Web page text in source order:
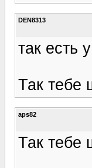
DEN8313
так есть
Так тебе
aps82
Так тебе